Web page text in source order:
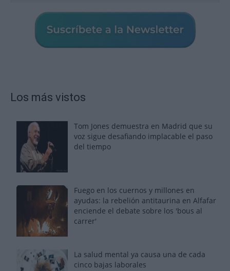
Los más vistos
Tom Jones demuestra en Madrid que su
voz sigue desafiando implacable el paso
del tiempo
Fuego en los cuernos y millones en
ayudas: la rebelión antitaurina en Alfafar
enciende el debate sobre los 'bous al
carrer'
La salud mental ya causa una de cada
cinco bajas laborales